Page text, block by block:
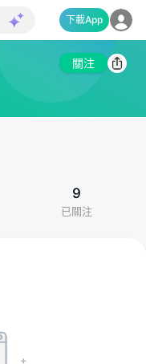
下載App
關注
9
已關注